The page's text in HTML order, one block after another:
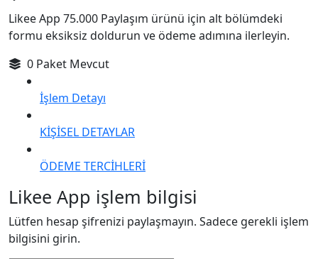
Likee App 75.000 Paylaşım ürünü için alt bölümdeki
formu eksiksiz doldurun ve ödeme adımına ilerleyin.
0 Paket Mevcut
İşlem Detayı
KİŞİSEL DETAYLAR
ÖDEME TERCİHLERİ
Likee App işlem bilgisi
Lütfen hesap şifrenizi paylaşmayın. Sadece gerekli işlem
bilgisini girin.